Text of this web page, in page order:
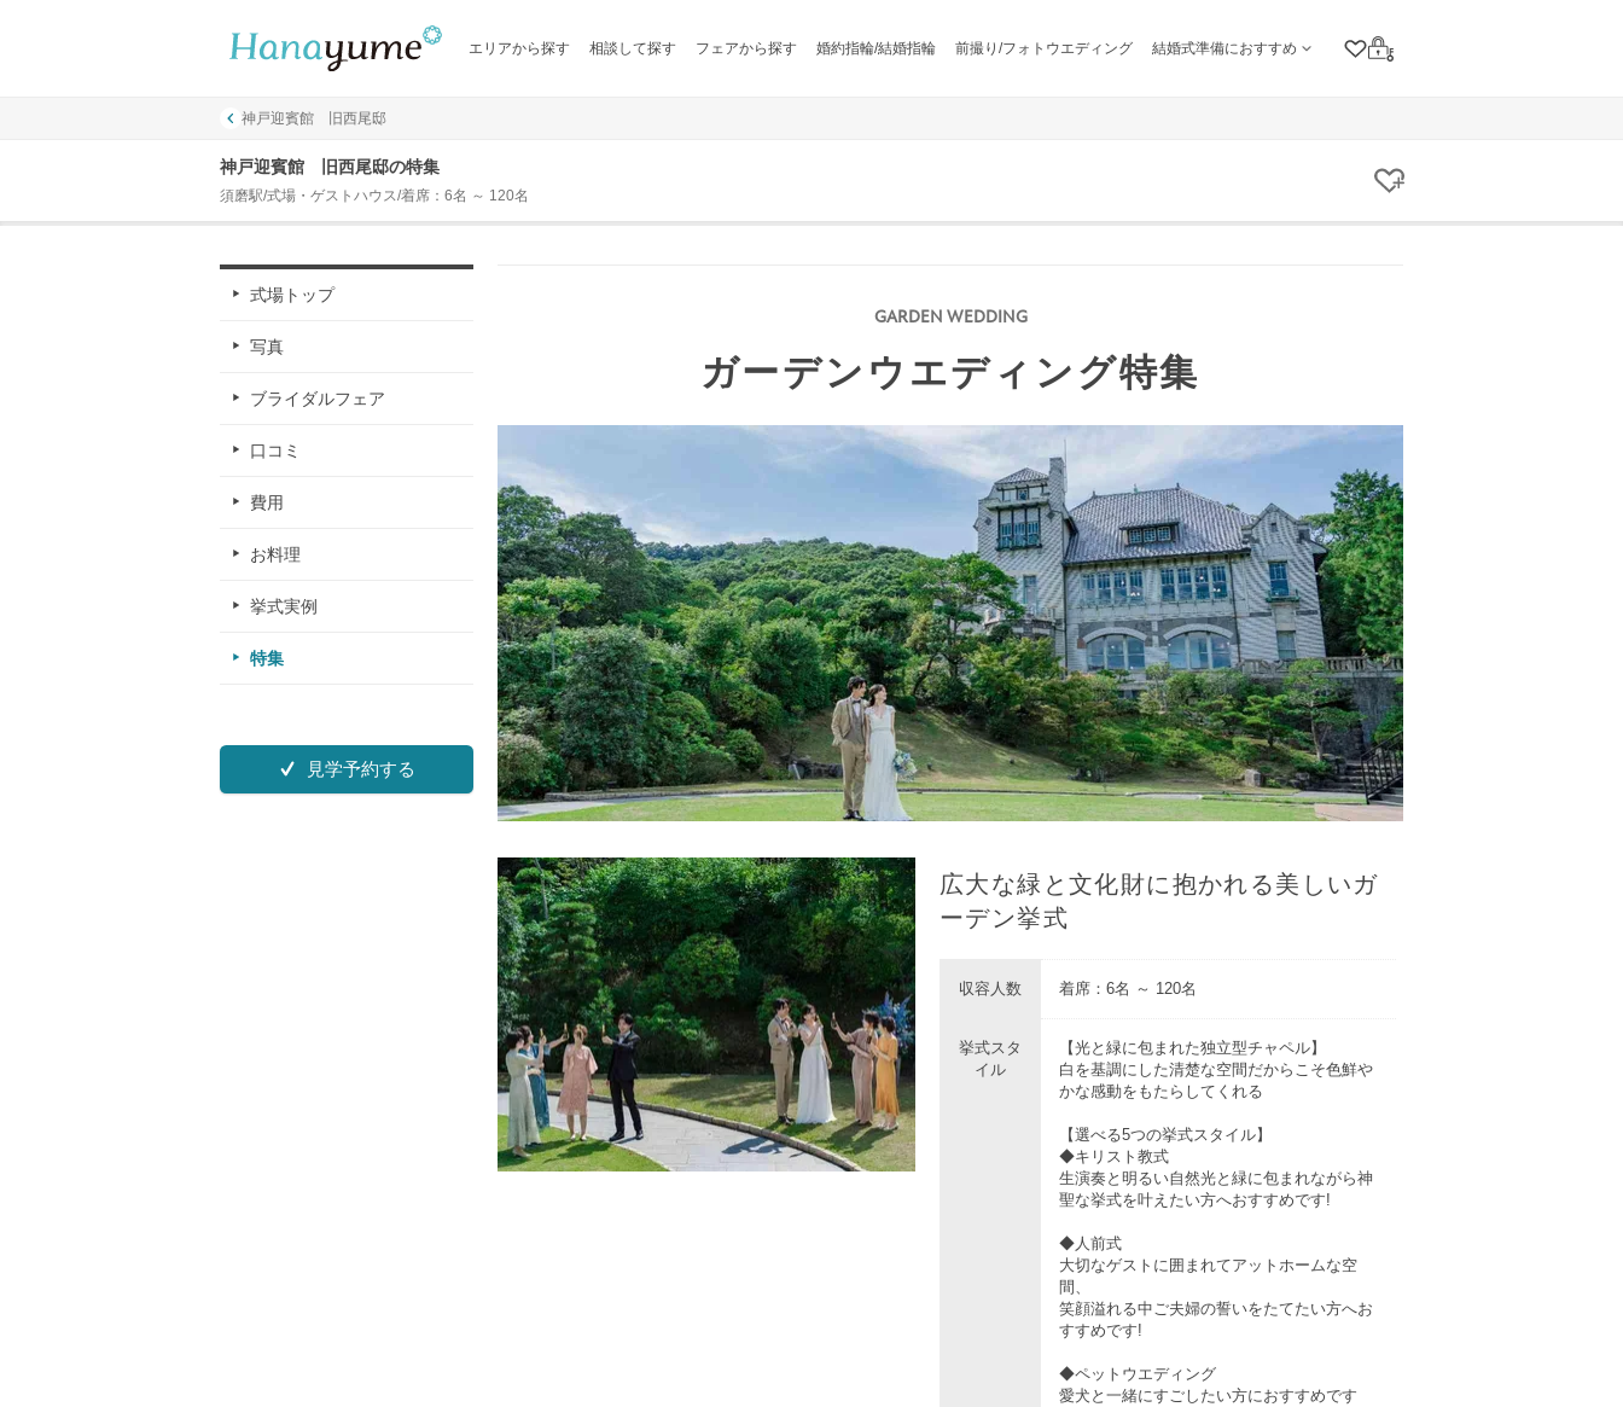
エリアから探す 相談して探す フェアから探す 婚約指輪/結婚指輪 前撮り/フォトウエディング 結婚式準備におすすめ
クリップリスト
ログイン
神戸迎賓館 旧西尾邸
神戸迎賓館 旧西尾邸の特集
須磨駅/式場・ゲストハウス/着席：6名 ～ 120名 クリップする
式場トップ
写真
ブライダルフェア
口コミ
費用
お料理
挙式実例
特集
見学予約する
ガーデンウエディング特集
広大な緑と文化財に抱かれる美しいガ
ーデン挙式
収容人数 着席：6名 ～ 120名
挙式スタ
イル
【光と緑に包まれた独立型チャペル】
白を基調にした清楚な空間だからこそ色鮮や
かな感動をもたらしてくれる
【選べる5つの挙式スタイル】
◆キリスト教式
生演奏と明るい自然光と緑に包まれながら神
聖な挙式を叶えたい方へおすすめです!
◆人前式
大切なゲストに囲まれてアットホームな空
間、
笑顔溢れる中ご夫婦の誓いをたてたい方へお
すすめです!
◆ペットウエディング
愛犬と一緒にすごしたい方におすすめです